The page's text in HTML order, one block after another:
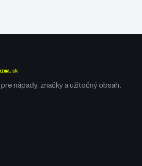
nápady, značky a užitočný obsah.